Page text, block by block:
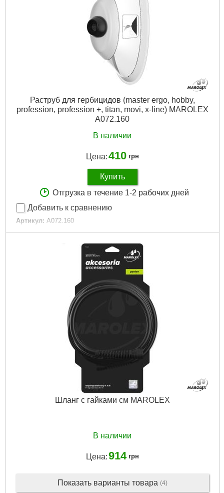
790 x 410 х 340 мм мм
Бачок Насос Комплект запасных деталей
Воронка Телескопическая штанга Инструкция
Страна регистрации бренда:
Польша
Польша
550x420x340 мм
Подробнее...
Раструб для гербицидов (master ergo, hobby,
profession, profession +, titan, movi, x-line) MAROLEX
A072.160
В наличии
Цена:410 грн
Купить
Отгрузка в течение 1-2 рабочих дней
Добавить к сравнению
Артикул: A072.160
Код товара: 24.36.36
Подробнее...
Шланг с гайками см MAROLEX
В наличии
Цена:914 грн
Показать варианты товара (4)